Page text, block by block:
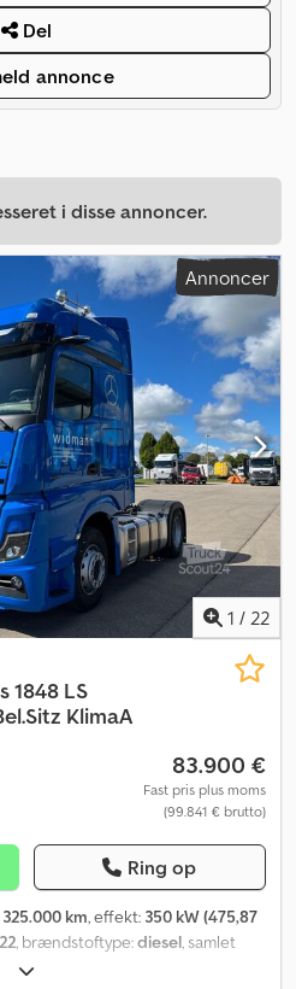
Del
annonce
i disse annoncer.
Annoncer
1 / 22
1848 LS
KlimaA
83.900 €
Fast pris plus moms
(99.841 € brutto)
Ring op
325.000 km, effekt: 350 kW (475,87
, brændstoftype:diesel , samlet
diesel